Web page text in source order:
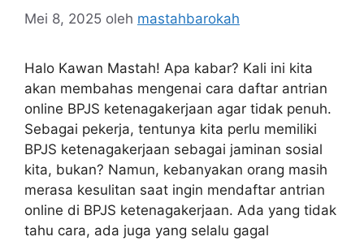
Mei 8, 2025 oleh mastahbarokah
Halo Kawan Mastah! Apa kabar? Kali ini kita
akan membahas mengenai cara daftar antrian
online BPJS ketenagakerjaan agar tidak penuh.
Sebagai pekerja, tentunya kita perlu memiliki
BPJS ketenagakerjaan sebagai jaminan sosial
kita, bukan? Namun, kebanyakan orang masih
merasa kesulitan saat ingin mendaftar antrian
online di BPJS ketenagakerjaan. Ada yang tidak
tahu cara, ada juga yang selalu gagal